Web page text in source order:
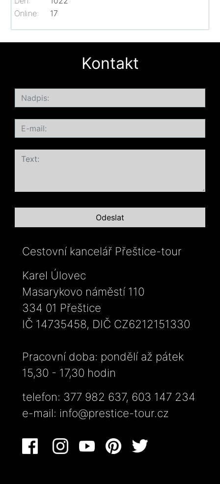
Online: 17
Kontakt
Cestovní kancelář Přeštice-tour
Karel Úlovec
Masarykovo náměstí 110
334 01 Přeštice
IČ 14735458, DIČ CZ6212151330
Pracovní doba: pondělí až pátek
15,30 - 17,30 hodin
telefon: 377 982 637, 603 147 234
e-mail: info@prestice-tour.cz